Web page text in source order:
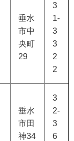
垂水
市中
央町
29
3
1-
3
3
2
2
垂水
市田
神34
3
2-
3
6